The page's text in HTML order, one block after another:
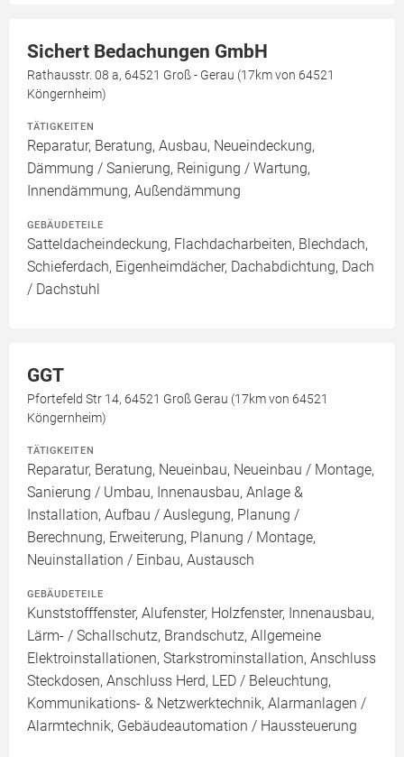
Sichert Bedachungen GmbH
Rathausstr. 08 a, 64521 Groß - Gerau (17km von 64521
Köngernheim)
TÄTIGKEITEN
Reparatur, Beratung, Ausbau, Neueindeckung,
Dämmung / Sanierung, Reinigung / Wartung,
Innendämmung, Außendämmung
GEBÄUDETEILE
Satteldacheindeckung, Flachdacharbeiten, Blechdach,
Schieferdach, Eigenheimdächer, Dachabdichtung, Dach
/ Dachstuhl
GGT
Pfortefeld Str 14, 64521 Groß Gerau (17km von 64521
Köngernheim)
TÄTIGKEITEN
Reparatur, Beratung, Neueinbau, Neueinbau / Montage,
Sanierung / Umbau, Innenausbau, Anlage &
Installation, Aufbau / Auslegung, Planung /
Berechnung, Erweiterung, Planung / Montage,
Neuinstallation / Einbau, Austausch
GEBÄUDETEILE
Kunststofffenster, Alufenster, Holzfenster, Innenausbau,
Lärm- / Schallschutz, Brandschutz, Allgemeine
Elektroinstallationen, Starkstrominstallation, Anschluss
Steckdosen, Anschluss Herd, LED / Beleuchtung,
Kommunikations- & Netzwerktechnik, Alarmanlagen /
Alarmtechnik, Gebäudeautomation / Haussteuerung